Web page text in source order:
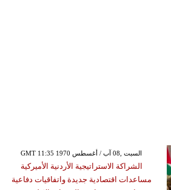
GMT 11:35 1970 السبت ,08 آب / أغسطس
الشراكة الاستراتيجية الأردنية الأميركية
مساعدات اقتصادية جديدة واتفاقيات دفاعية